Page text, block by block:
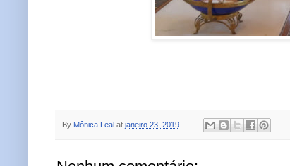
By Mônica Leal at janeiro 23, 2019